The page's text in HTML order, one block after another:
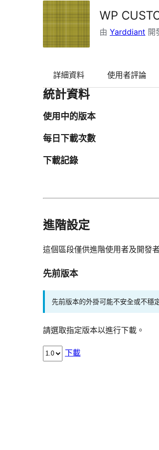
WP
由 Yarddiant 開
詳細資料 使用者評論
統計資料
使用中的版本
每日下載次數
下載記錄
進階設定
這個區段僅供進階使用者及開發
先前版本
先前版本的外掛可能不安全或不穩
請選取指定版本以進行下載。
下載